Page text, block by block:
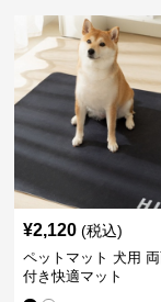
¥2,120 (税込)
ペットマット 犬用
付き快適マット